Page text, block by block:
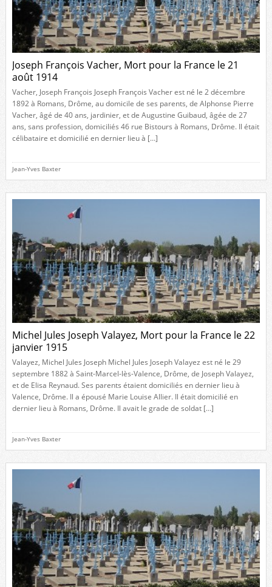
Joseph François Vacher, Mort pour la France le 21
août 1914
Vacher, Joseph François Joseph François Vacher est né le 2 décembre
1892 à Romans, Drôme, au domicile de ses parents, de Alphonse Pierre
Vacher, âgé de 40 ans, jardinier, et de Augustine Guibaud, âgée de 27
ans, sans profession, domiciliés 46 rue Bistours à Romans, Drôme. Il était
célibataire et domicilié en dernier lieu à […]
Jean-Yves Baxter
Michel Jules Joseph Valayez, Mort pour la France le 22
janvier 1915
Valayez, Michel Jules Joseph Michel Jules Joseph Valayez est né le 29
septembre 1882 à Saint-Marcel-lès-Valence, Drôme, de Joseph Valayez,
et de Elisa Reynaud. Ses parents étaient domiciliés en dernier lieu à
Valence, Drôme. Il a épousé Marie Louise Allier. Il était domicilié en
dernier lieu à Romans, Drôme. Il avait le grade de soldat […]
Jean-Yves Baxter